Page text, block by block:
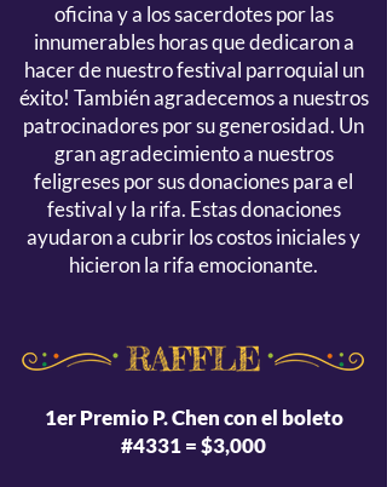
oficina y a los sacerdotes por las
innumerables horas que dedicaron a
hacer de nuestro festival parroquial un
éxito! También agradecemos a nuestros
patrocinadores por su generosidad. Un
gran agradecimiento a nuestros
feligreses por sus donaciones para el
festival y la rifa. Estas donaciones
ayudaron a cubrir los costos iniciales y
hicieron la rifa emocionante.
1er Premio P. Chen con el boleto
#4331 = $3,000